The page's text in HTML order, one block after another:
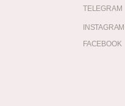
FACEBOOK
TELEGRAM
INSTAGRAM